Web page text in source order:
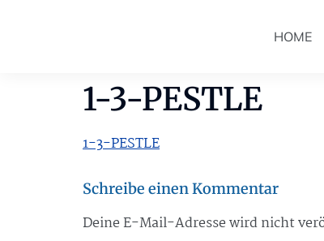
HOME
1-3-PESTLE
1-3-PESTLE
Schreibe einen Kommentar
Deine E-Mail-Adresse wird nicht